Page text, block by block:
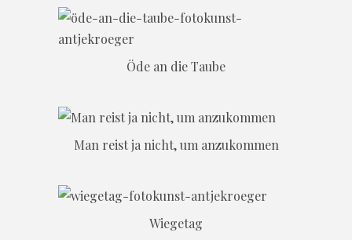
Öde an die Taube
Man reist ja nicht, um anzukommen
Wiegetag